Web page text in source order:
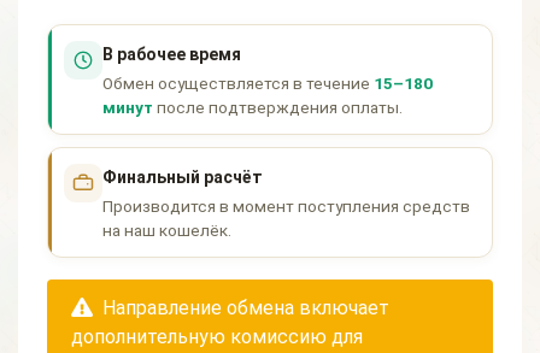
В рабочее время
Обмен осуществляется в течение 15–180
минут после подтверждения оплаты.
Финальный расчёт
Производится в момент поступления средств
на наш кошелёк.
Направление обмена включает
дополнительную комиссию для